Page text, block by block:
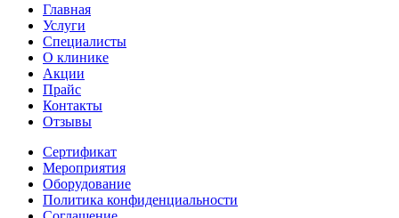
Главная
Услуги
Специалисты
О клинике
Акции
Прайс
Контакты
Отзывы
Сертификат
Мероприятия
Оборудование
Политика конфиденциальности